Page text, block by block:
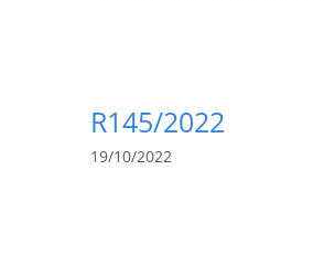
R145/2022
19/10/2022